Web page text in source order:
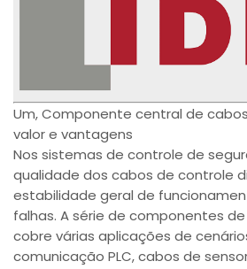
Um, Componente central de
valor e vantagens
Nos sistemas de controle de
qualidade dos cabos de controle
estabilidade geral de
falhas. A série de componentes de
cobre várias aplicações de
comunicação PLC, cabos de